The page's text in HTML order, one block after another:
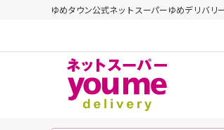
ゆめタウン公式ネットスーパーゆめデリバリ